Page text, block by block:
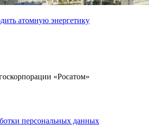
атомную энергетику
«Росатом»
персональных данных